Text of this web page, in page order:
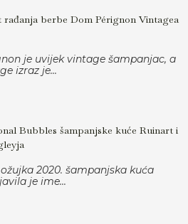
rađanja berbe Dom Pérignon Vintagea
je uvijek vintage šampanjac, a
izraz je...
Bubbles šampanjske kuće Ruinart i
2020. šampanjska kuća
je ime...